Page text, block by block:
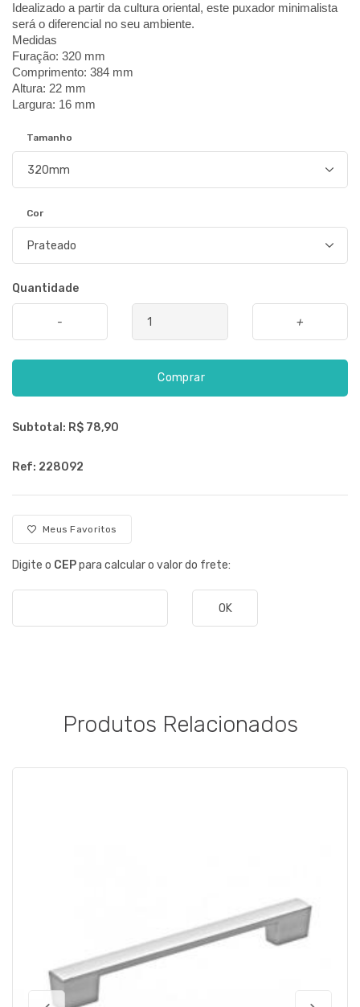
Idealizado a partir da cultura oriental, este puxador minimalista
será o diferencial no seu ambiente.
Medidas
Furação: 320 mm
Comprimento: 384 mm
Altura: 22 mm
Largura: 16 mm
Tamanho
Cor
Quantidade
- +
Comprar
Subtotal: R$ 78,90
Ref: 228092
Meus Favoritos
Digite o CEPpara calcular o valor do frete:
OK
Produtos Relacionados